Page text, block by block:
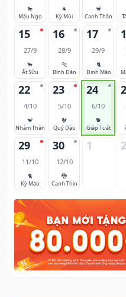
🐎
Mậu Ngọ
🐐
Kỷ Mùi
🐒
Canh Thân
15
27/9
🐂
Ất Sửu
16
28/9
🐅
Bính Dần
17
29/9
🐈
Đinh Mão
22
4/10
🐒
Nhâm Thân
23
5/10
🐓
Quý Dậu
24
6/10
🐕
Giáp Tuất
29
11/10
🐈
Kỷ Mão
30
12/10
🐉
Canh Thìn
1 2